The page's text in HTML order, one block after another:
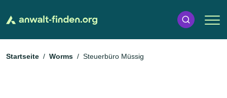
Startseite Worms Steuerbüro Müssig